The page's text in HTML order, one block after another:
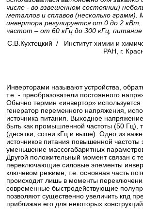
числе - во взвешенном состоянии)
металлов и сплавов (несколько
инвертора регулируется от 0 до 2 кВт,
частот – от 60 кГц до 300 кГц,
С.В.Кухтецкий / Институт химии и
РАН, г.
Инверторами называют устройства,
т.е. - преобразователи постоянного
Обычно термин «инвертор» используется
генератор переменного напряжения,
источника питания. Выходное
быть как промышленной частоты (50 Гц),
(десятки, сотни кГц и выше). Одно из
источников питания повышенной частоты
уменьшение массогабаритных
Другой положительный момент связан с
переключающие силовые элементы
ключевом режиме, т.е. основная часть
происходит лишь в моменты
современные быстродействующие
позволяют существенно увеличить кпд
приближая его для некоторых